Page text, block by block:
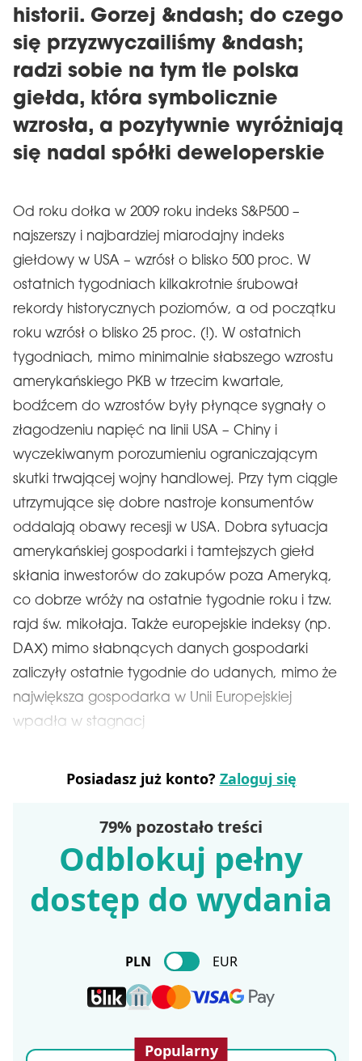
historii. Gorzej &ndash; do czego
się przyzwyczailiśmy &ndash;
radzi sobie na tym tle polska
giełda, która symbolicznie
wzrosła, a pozytywnie wyróżniają
się nadal spółki deweloperskie
Od roku dołka w 2009 roku indeks S&P500 –
najszerszy i najbardziej miarodajny indeks
giełdowy w USA – wzrósł o blisko 500 proc. W
ostatnich tygodniach kilkakrotnie śrubował
rekordy historycznych poziomów, a od początku
roku wzrósł o blisko 25 proc. (!). W ostatnich
tygodniach, mimo minimalnie słabszego wzrostu
amerykańskiego PKB w trzecim kwartale,
bodźcem do wzrostów były płynące sygnały o
złagodzeniu napięć na linii USA – Chiny i
wyczekiwanym porozumieniu ograniczającym
skutki trwającej wojny handlowej. Przy tym ciągle
utrzymujące się dobre nastroje konsumentów
oddalają obawy recesji w USA. Dobra sytuacja
amerykańskiej gospodarki i tamtejszych giełd
skłania inwestorów do zakupów poza Ameryką,
co dobrze wróży na ostatnie tygodnie roku i tzw.
rajd św. mikołaja. Także europejskie indeksy (np.
DAX) mimo słabnących danych gospodarki
zaliczyły ostatnie tygodnie do udanych, mimo że
największa gospodarka w Unii Europejskiej
wpadła w stagnacj
Posiadasz już konto? Zaloguj się
79% pozostało treści
Odblokuj pełny
dostęp do wydania
PLN EUR
Popularny